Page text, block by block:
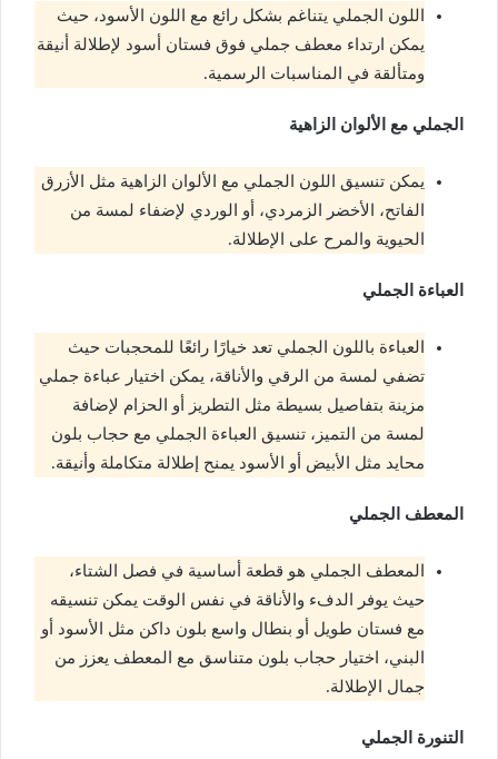
اللون الجملي يتناغم بشكل رائع مع اللون الأسود، حيث
يمكن ارتداء معطف جملي فوق فستان أسود لإطلالة أنيقة
ومتألقة في المناسبات الرسمية.
الجملي مع الألوان الزاهية
يمكن تنسيق اللون الجملي مع الألوان الزاهية مثل الأزرق
الفاتح، الأخضر الزمردي، أو الوردي لإضفاء لمسة من
الحيوية والمرح على الإطلالة.
العباءة الجملي
العباءة باللون الجملي تعد خيارًا رائعًا للمحجبات حيث
تضفي لمسة من الرقي والأناقة، يمكن اختيار عباءة جملي
مزينة بتفاصيل بسيطة مثل التطريز أو الحزام لإضافة
لمسة من التميز، تنسيق العباءة الجملي مع حجاب بلون
محايد مثل الأبيض أو الأسود يمنح إطلالة متكاملة وأنيقة.
المعطف الجملي
المعطف الجملي هو قطعة أساسية في فصل الشتاء،
حيث يوفر الدفء والأناقة في نفس الوقت يمكن تنسيقه
مع فستان طويل أو بنطال واسع بلون داكن مثل الأسود أو
البني، اختيار حجاب بلون متناسق مع المعطف يعزز من
جمال الإطلالة.
التنورة الجملي